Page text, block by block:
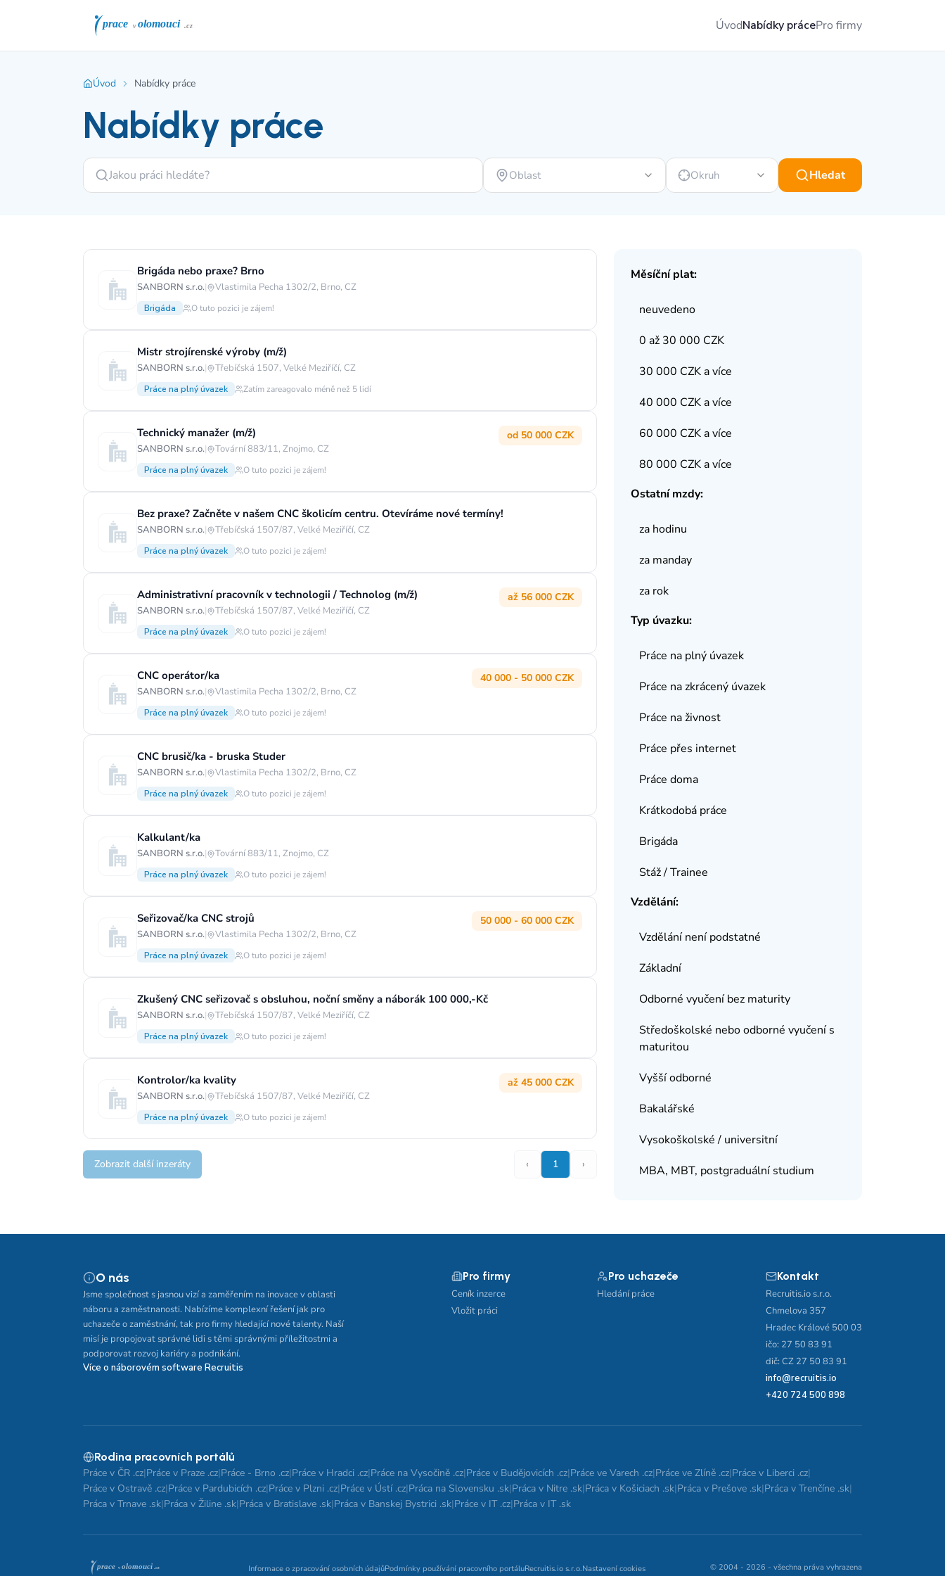
ÚvodNabídky prácePro firmy
Úvod Nabídky práce
Nabídky práce
Oblast Okruh Hledat
Brigáda nebo praxe? Brno
SANBORN s.r.o.| Vlastimila Pecha 1302/2, Brno, CZ
Brigáda O tuto pozici je zájem!
Mistr strojírenské výroby (m/ž)
SANBORN s.r.o.| Třebíčská 1507, Velké Meziříčí, CZ
Práce na plný úvazek Zatím zareagovalo méně než 5 lidí
Technický manažer (m/ž)
SANBORN s.r.o.| Tovární 883/11, Znojmo, CZ
od 50 000 CZK
Práce na plný úvazek O tuto pozici je zájem!
Bez praxe? Začněte v našem CNC školicím centru. Otevíráme nové termíny!
SANBORN s.r.o.| Třebíčská 1507/87, Velké Meziříčí, CZ
Práce na plný úvazek O tuto pozici je zájem!
Administrativní pracovník v technologii / Technolog (m/ž)
SANBORN s.r.o.| Třebíčská 1507/87, Velké Meziříčí, CZ
až 56 000 CZK
Práce na plný úvazek O tuto pozici je zájem!
CNC operátor/ka
SANBORN s.r.o.| Vlastimila Pecha 1302/2, Brno, CZ
40 000 - 50 000 CZK
Práce na plný úvazek O tuto pozici je zájem!
CNC brusič/ka - bruska Studer
SANBORN s.r.o.| Vlastimila Pecha 1302/2, Brno, CZ
Práce na plný úvazek O tuto pozici je zájem!
Kalkulant/ka
SANBORN s.r.o.| Tovární 883/11, Znojmo, CZ
Práce na plný úvazek O tuto pozici je zájem!
Seřizovač/ka CNC strojů
SANBORN s.r.o.| Vlastimila Pecha 1302/2, Brno, CZ
50 000 - 60 000 CZK
Práce na plný úvazek O tuto pozici je zájem!
Zkušený CNC seřizovač s obsluhou, noční směny a náborák 100 000,-Kč
SANBORN s.r.o.| Třebíčská 1507/87, Velké Meziříčí, CZ
Práce na plný úvazek O tuto pozici je zájem!
Kontrolor/ka kvality
SANBORN s.r.o.| Třebíčská 1507/87, Velké Meziříčí, CZ
až 45 000 CZK
Práce na plný úvazek O tuto pozici je zájem!
Zobrazit další inzeráty ‹ 1 ›
Měsíční plat:
neuvedeno
0 až 30 000 CZK
30 000 CZK a více
40 000 CZK a více
60 000 CZK a více
80 000 CZK a více
Ostatní mzdy:
za hodinu
za manday
za rok
Typ úvazku:
Práce na plný úvazek
Práce na zkrácený úvazek
Práce na živnost
Práce přes internet
Práce doma
Krátkodobá práce
Brigáda
Stáž / Trainee
Vzdělání:
Vzdělání není podstatné
Základní
Odborné vyučení bez maturity
Středoškolské nebo odborné vyučení s
maturitou
Vyšší odborné
Bakalářské
Vysokoškolské / universitní
MBA, MBT, postgraduální studium
O nás
Jsme společnost s jasnou vizí a zaměřením na inovace v oblasti
náboru a zaměstnanosti. Nabízíme komplexní řešení jak pro
uchazeče o zaměstnání, tak pro firmy hledající nové talenty. Naší
misí je propojovat správné lidi s těmi správnými příležitostmi a
podporovat rozvoj kariéry a podnikání.
Více o náborovém software Recruitis
Pro firmy
Ceník inzerce
Vložit práci
Pro uchazeče
Hledání práce
Kontakt
Recruitis.io s.r.o.
Chmelova 357
Hradec Králové 500 03
ičo: 27 50 83 91
dič: CZ 27 50 83 91
info@recruitis.io
+420 724 500 898
Rodina pracovních portálů
Práce v ČR .cz|Práce v Praze .cz|Práce - Brno .cz|Práce v Hradci .cz|Práce na Vysočině .cz|Práce v Budějovicích .cz|Práce ve Varech .cz|Práce ve Zlíně .cz|Práce v Liberci .cz|
Práce v Ostravě .cz|Práce v Pardubicích .cz|Práce v Plzni .cz|Práce v Ústí .cz|Práca na Slovensku .sk|Práca v Nitre .sk|Práca v Košiciach .sk|Práca v Prešove .sk|Práca v Trenčíne .sk|
Práca v Trnave .sk|Práca v Žiline .sk|Práca v Bratislave .sk|Práca v Banskej Bystrici .sk|Práce v IT .cz|Práca v IT .sk
Informace o zpracování osobních údajůPodmínky používání pracovního portáluRecruitis.io s.r.o.Nastavení cookies © 2004 - 2026 - všechna práva vyhrazena